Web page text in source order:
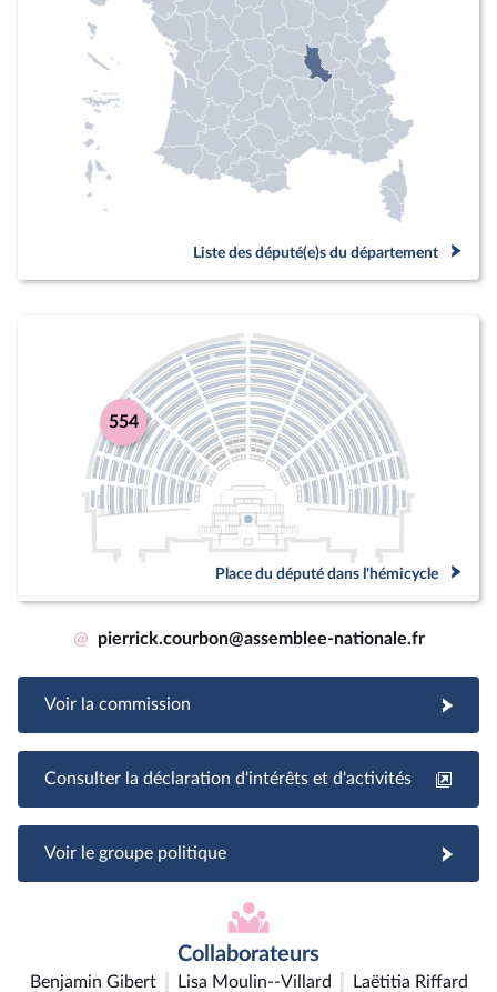
Liste des député(e)s du département
554
Place du député dans l'hémicycle
@ pierrick.courbon@assemblee-nationale.fr
Voir la commission
Consulter la déclaration d'intérêts et d'activités
Voir le groupe politique
Collaborateurs
Benjamin Gibert Lisa Moulin--Villard
Laëtitia Riffard